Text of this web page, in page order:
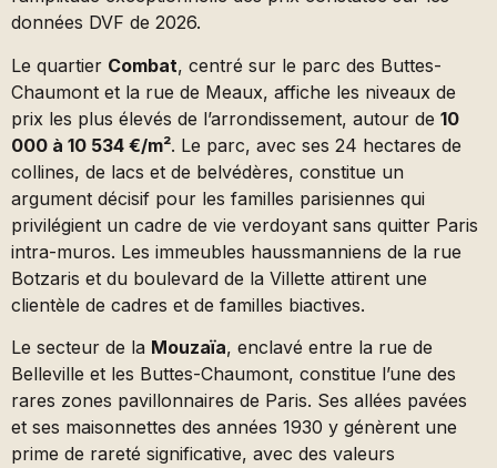
données DVF de 2026.
Le quartier Combat, centré sur le parc des Buttes-
Chaumont et la rue de Meaux, affiche les niveaux de
prix les plus élevés de l’arrondissement, autour de 10
000 à 10 534 €/m². Le parc, avec ses 24 hectares de
collines, de lacs et de belvédères, constitue un
argument décisif pour les familles parisiennes qui
privilégient un cadre de vie verdoyant sans quitter Paris
intra-muros. Les immeubles haussmanniens de la rue
Botzaris et du boulevard de la Villette attirent une
clientèle de cadres et de familles biactives.
Le secteur de la Mouzaïa, enclavé entre la rue de
Belleville et les Buttes-Chaumont, constitue l’une des
rares zones pavillonnaires de Paris. Ses allées pavées
et ses maisonnettes des années 1930 y génèrent une
prime de rareté significative, avec des valeurs